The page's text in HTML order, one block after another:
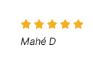
Mahé D